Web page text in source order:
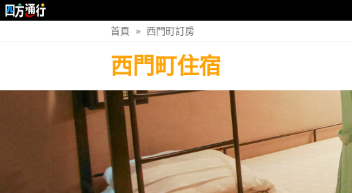
首頁 » 西門町訂房
西門町住宿